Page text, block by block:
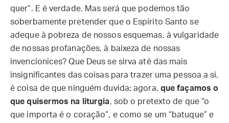
quer”. E é verdade. Mas será que podemos tão
soberbamente pretender que o Espírito Santo se
adeque à pobreza de nossos esquemas, à vulgaridade
de nossas profanações, à baixeza de nossas
invencionices? Que Deus se sirva até das mais
insignificantes das coisas para trazer uma pessoa a si,
é coisa de que ninguém duvida; agora, que façamos o
que quisermos na liturgia, sob o pretexto de que “o
que importa é o coração”, e como se um “batuque” e